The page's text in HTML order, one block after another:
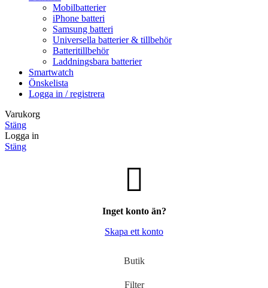
Mobilbatterier
iPhone batteri
Samsung batteri
Universella batterier & tillbehör
Batteritillbehör
Laddningsbara batterier
Smartwatch
Önskelista
Logga in / registrera
Varukorg
Stäng
Logga in
Stäng
Inget konto än?
Skapa ett konto
Butik
Filter